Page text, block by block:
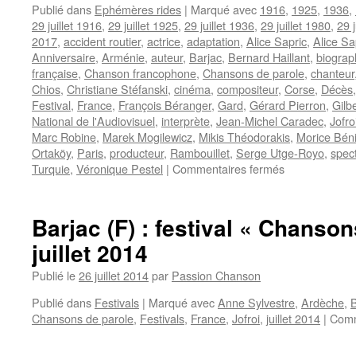
au
30
juillet
2015
Publié dans Ephémères rides | Marqué avec 1916, 1925, 1936,
29 juillet 1916, 29 juillet 1925, 29 juillet 1936, 29 juillet 1980, 29
2017, accident routier, actrice, adaptation, Alice Sapric, Alice
Anniversaire, Arménie, auteur, Barjac, Bernard Haillant,
française, Chanson francophone, Chansons de parole, chanteur
Chios, Christiane Stéfanski, cinéma, compositeur, Corse, Décès
Festival, France, François Béranger, Gard, Gérard Pierron,
National de l'Audiovisuel, interprète, Jean-Michel Caradec,
Marc Robine, Marek Mogilewicz, Mikis Théodorakis, Morice
Ortaköy, Paris, producteur, Rambouillet, Serge Utge-Royo,
Turquie, Véronique Pestel | Commentaires ferméssur
Barjac (F) : festival «
juillet 2014
Publié le26 juillet 2014par Passion Chanson
Publié dans Festivals | Marqué avecAnne Sylvestre, Ardèche,
Chansons de parole, Festivals, France, Jofroi, juillet 2014 |